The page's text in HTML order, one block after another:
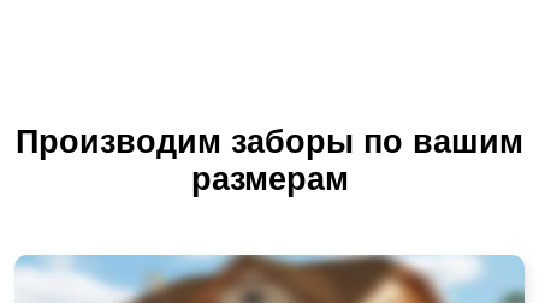
Производим заборы по вашим
размерам